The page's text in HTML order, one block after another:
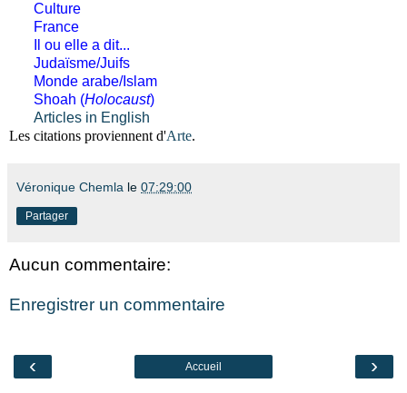
Culture
France
Il ou elle a dit...
Judaïsme/Juifs
Monde arabe/Islam
Shoah (Holocaust)
Articles in English
Les citations proviennent d'Arte.
Véronique Chemla le 07:29:00
Partager
Aucun commentaire:
Enregistrer un commentaire
‹ ›
Accueil